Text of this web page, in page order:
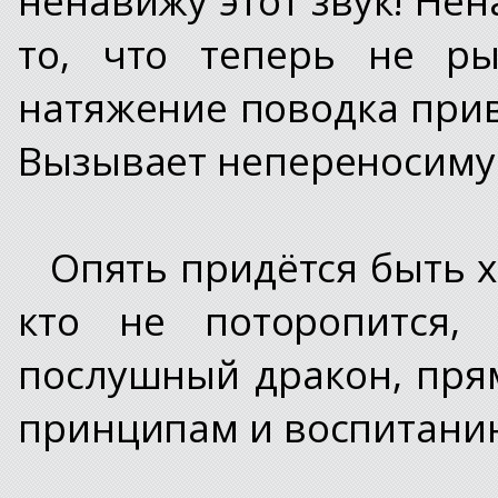
то, что теперь не
натяжение поводка
Вызывает
Опять придётся быть
кто не
послушный дракон,
принципам и